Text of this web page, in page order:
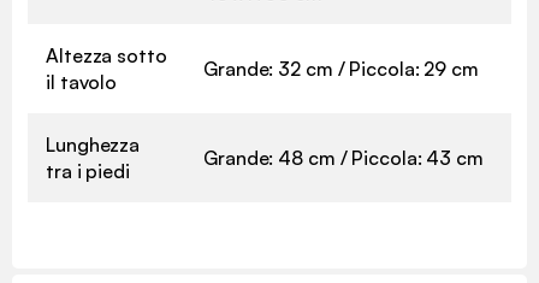
Altezza sotto
il tavolo
Grande: 32 cm / Piccola: 29 cm
Lunghezza
tra i piedi
Grande: 48 cm / Piccola: 43 cm